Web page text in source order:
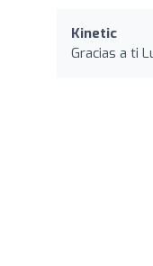
Kinetic
Gracias a ti